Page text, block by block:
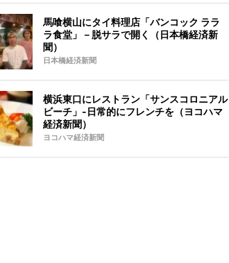
馬喰横山にタイ料理店「バンコック ララ
ラ食堂」－脱サラで開く（日本橋経済新
聞）
日本橋経済新聞
横浜東口にレストラン「サンスコロニアル
ビーチ」-日常的にフレンチを（ヨコハマ
経済新聞）
ヨコハマ経済新聞